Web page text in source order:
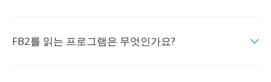
FB2를 읽는 프로그램은 무엇인가요?